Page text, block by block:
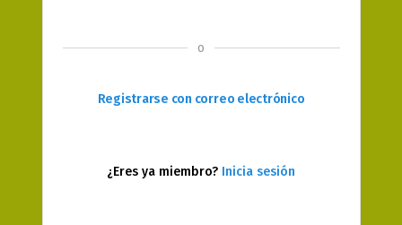
o
Registrarse con correo electrónico
¿Eres ya miembro? Inicia sesión